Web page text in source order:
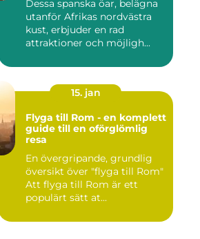
Dessa spanska öar, belägna
utanför Afrikas nordvästra
kust, erbjuder en rad
attraktioner och möjligh...
15. jan
Flyga till Rom - en komplett
guide till en oförglömlig
resa
En övergripande, grundlig
översikt över "flyga till Rom"
Att flyga till Rom är ett
populärt sätt at...